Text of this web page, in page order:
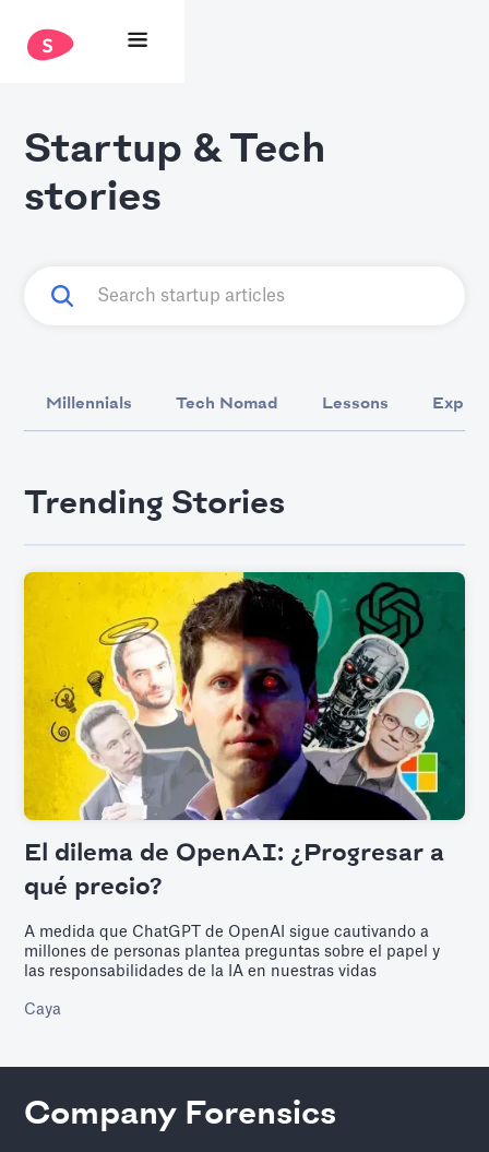
Startup & Tech
stories
Millennials Tech Nomad Lessons
Trending Stories
El dilema de OpenAI: ¿Progresar a
qué precio?
A medida que ChatGPT de OpenAI sigue cautivando a
millones de personas plantea preguntas sobre el papel y
las responsabilidades de la IA en nuestras vidas
Caya
Company Forensics